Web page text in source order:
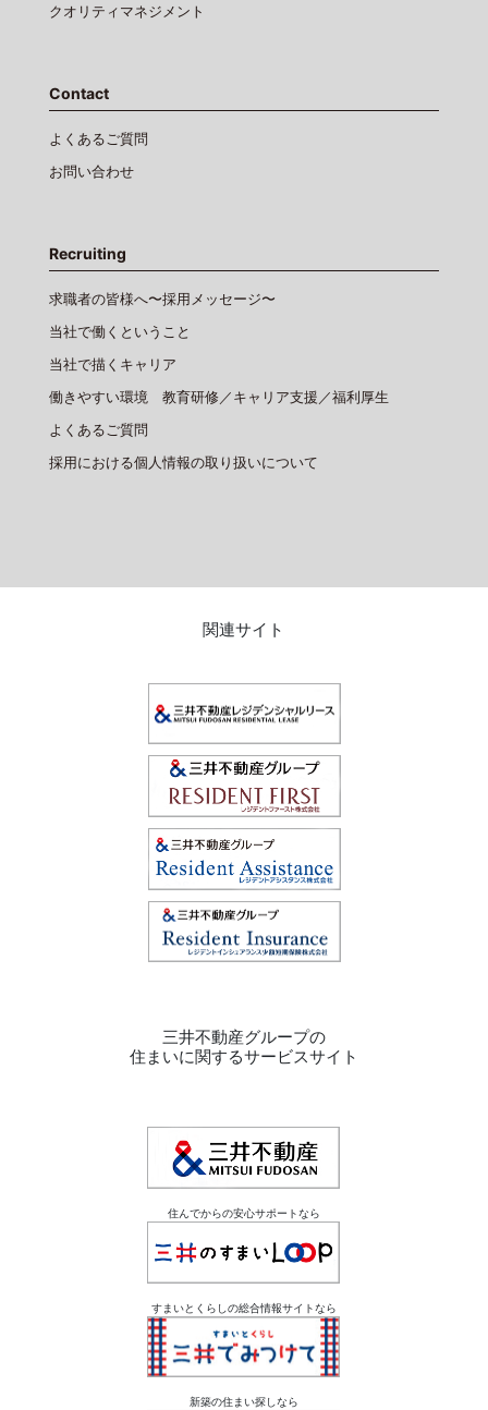
クオリティマネジメント
Contact
よくあるご質問
お問い合わせ
Recruiting
求職者の皆様へ〜採用メッセージ〜
当社で働くということ
当社で描くキャリア
働きやすい環境 教育研修／キャリア支援／福利厚生
よくあるご質問
採用における個人情報の取り扱いについて
関連サイト
三井不動産グループの
住まいに関するサービスサイト
住んでからの安心サポートなら
すまいとくらしの総合情報サイトなら
新築の住まい探しなら